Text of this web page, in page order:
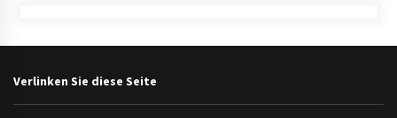
Verlinken Sie diese Seite